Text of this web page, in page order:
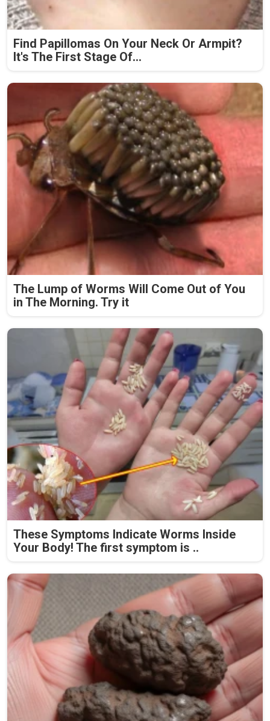
Find Papillomas On Your Neck Or Armpit?
It's The First Stage Of...
The Lump of Worms Will Come Out of You
in The Morning. Try it
These Symptoms Indicate Worms Inside
Your Body! The first symptom is ..